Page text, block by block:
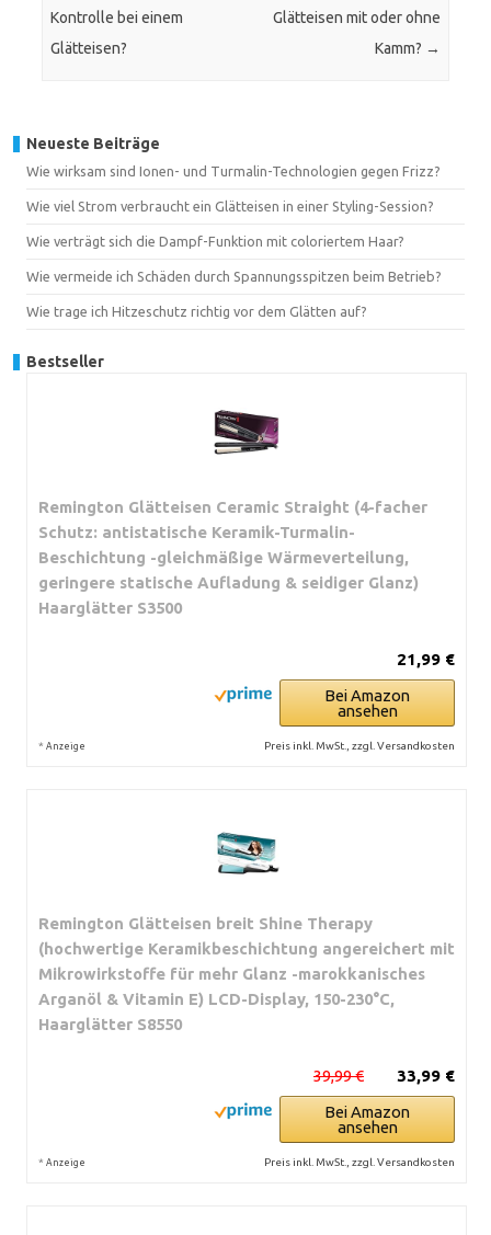
Kontrolle bei einem
Glätteisen?
Glätteisen mit oder ohne
Kamm? →
Neueste Beiträge
Wie wirksam sind Ionen- und Turmalin-Technologien gegen Frizz?
Wie viel Strom verbraucht ein Glätteisen in einer Styling-Session?
Wie verträgt sich die Dampf-Funktion mit coloriertem Haar?
Wie vermeide ich Schäden durch Spannungsspitzen beim Betrieb?
Wie trage ich Hitzeschutz richtig vor dem Glätten auf?
Bestseller
Remington Glätteisen Ceramic Straight (4-facher
Schutz: antistatische Keramik-Turmalin-
Beschichtung -gleichmäßige Wärmeverteilung,
geringere statische Aufladung & seidiger Glanz)
Haarglätter S3500
21,99 €
Bei Amazon
ansehen
* Anzeige Preis inkl. MwSt., zzgl. Versandkosten
Remington Glätteisen breit Shine Therapy
(hochwertige Keramikbeschichtung angereichert mit
Mikrowirkstoffe für mehr Glanz -marokkanisches
Arganöl & Vitamin E) LCD-Display, 150-230°C,
Haarglätter S8550
33,99 €
39,99 €
Bei Amazon
ansehen
* Anzeige Preis inkl. MwSt., zzgl. Versandkosten